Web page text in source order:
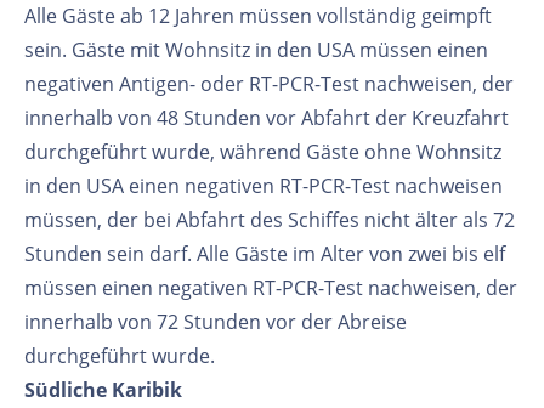
Alle Gäste ab 12 Jahren müssen vollständig geimpft
sein. Gäste mit Wohnsitz in den USA müssen einen
negativen Antigen- oder RT-PCR-Test nachweisen, der
innerhalb von 48 Stunden vor Abfahrt der Kreuzfahrt
durchgeführt wurde, während Gäste ohne Wohnsitz
in den USA einen negativen RT-PCR-Test nachweisen
müssen, der bei Abfahrt des Schiffes nicht älter als 72
Stunden sein darf. Alle Gäste im Alter von zwei bis elf
müssen einen negativen RT-PCR-Test nachweisen, der
innerhalb von 72 Stunden vor der Abreise
durchgeführt wurde.
Südliche Karibik